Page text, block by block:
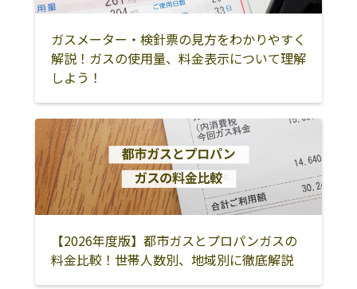
ガスメーター・検針票の見方をわかりやすく
解説！ガスの使用量、料金表示について理解
しよう！
【2026年度版】都市ガスとプロパンガスの
料金比較！世帯人数別、地域別に徹底解説